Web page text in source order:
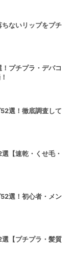
ないリップをプチ
プチプラ・デパコ
選！徹底調査して
【速乾・くせ毛・
選！初心者・メン
【プチプラ・髪質